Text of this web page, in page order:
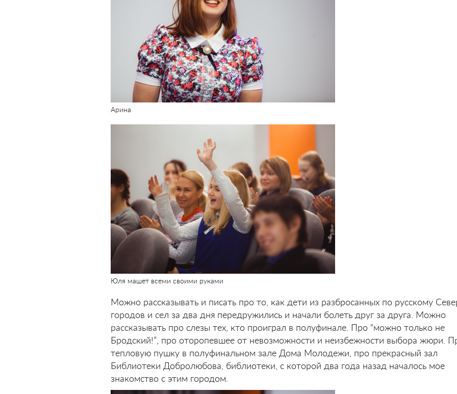
Арина
Юля машет всеми своими руками
Можно рассказывать и писать про то, как дети из разбросанных по русскому
городов и сел за два дня передружились и начали болеть друг за друга. Можно
рассказывать про слезы тех, кто проиграл в полуфинале. Про “можно только не
Бродский!”, про оторопевшее от невозможности и неизбежности выбора жюри.
тепловую пушку в полуфинальном зале Дома Молодежи, про прекрасный зал
Библиотеки Добролюбова, библиотеки, с которой два года назад началось мое
знакомство с этим городом.